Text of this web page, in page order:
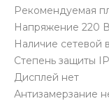
Рекомендуемая
Напряжение 220 В
Наличие сетевой
Степень защиты
Дисплей нет
Антизамерзание